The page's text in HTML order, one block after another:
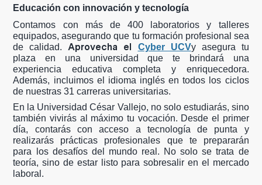
Educación con innovación y tecnología
Contamos con más de 400 laboratorios y talleres
equipados, asegurando que tu formación profesional sea
de calidad. Aprovecha el Cyber UCVy asegura tu
plaza en una universidad que te brindará una
experiencia educativa completa y enriquecedora.
Además, incluimos el idioma inglés en todos los ciclos
de nuestras 31 carreras universitarias.
En la Universidad César Vallejo, no solo estudiarás, sino
también vivirás al máximo tu vocación. Desde el primer
día, contarás con acceso a tecnología de punta y
realizarás prácticas profesionales que te prepararán
para los desafíos del mundo real. No solo se trata de
teoría, sino de estar listo para sobresalir en el mercado
laboral.